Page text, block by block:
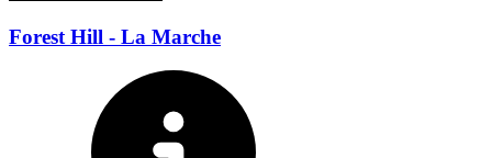
Forest Hill - La Marche